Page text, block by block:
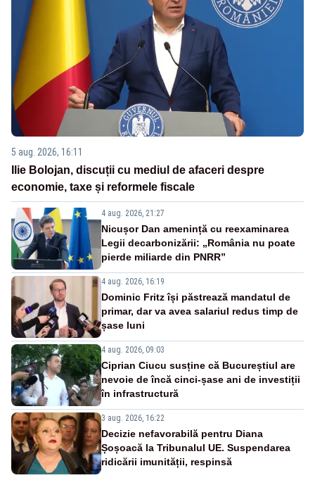
5 aug. 2026, 16:11
Ilie Bolojan, discuții cu mediul de afaceri despre
economie, taxe și reformele fiscale
4 aug. 2026, 21:27
Nicușor Dan amenință cu reexaminarea
Legii decarbonizării: „România nu poate
pierde miliarde din PNRR”
4 aug. 2026, 16:19
Dominic Fritz își păstrează mandatul de
primar, dar va avea salariul redus timp de
șase luni
4 aug. 2026, 09:03
Ciprian Ciucu susține că Bucureștiul are
nevoie de încă cinci-șase ani de investiții
în infrastructură
3 aug. 2026, 16:22
Decizie nefavorabilă pentru Diana
Șoșoacă la Tribunalul UE. Suspendarea
ridicării imunității, respinsă